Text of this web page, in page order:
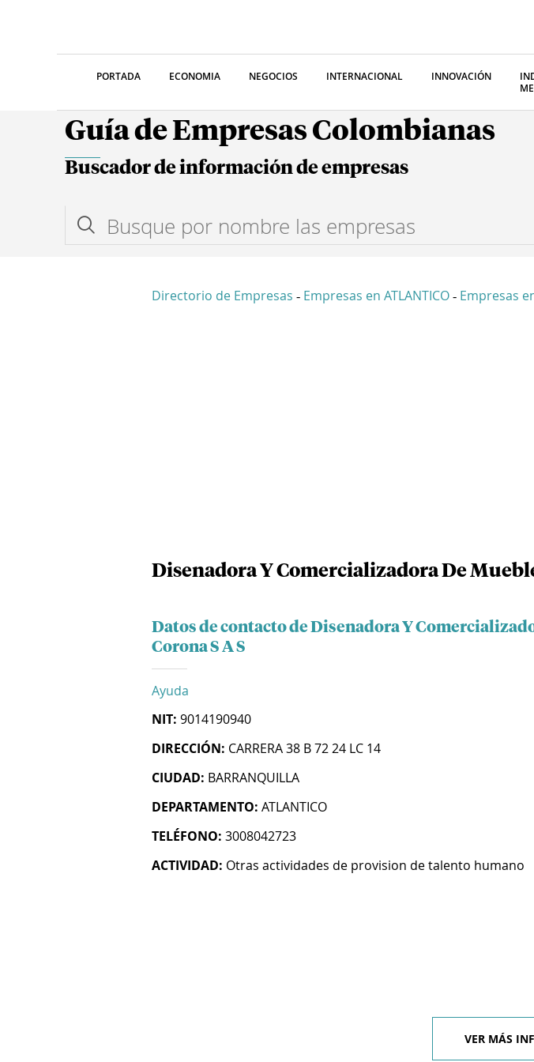
PORTADA ECONOMIA NEGOCIOS INTERNACIONAL INNOVACIÓN
Guía de Empresas Colombianas
Buscador de información de empresas
Directorio de Empresas - Empresas en ATLANTICO - Empresas
Disenadora Y Comercializadora De
Datos de contacto de Disenadora Y
Corona S A S
Ayuda
NIT: 9014190940
DIRECCIÓN: CARRERA 38 B 72 24 LC 14
CIUDAD: BARRANQUILLA
DEPARTAMENTO: ATLANTICO
TELÉFONO: 3008042723
ACTIVIDAD: Otras actividades de provision de talento humano
VER MÁS